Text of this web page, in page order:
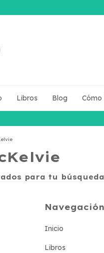
Libros Blog Cómo
para tu
Navegación
Inicio
Libros